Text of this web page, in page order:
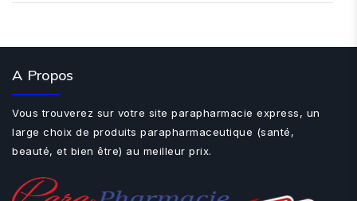
A Propos
Vous trouverez sur votre site parapharmacie express, un
large choix de produits parapharmaceutique (santé,
beauté, et bien être) au meilleur prix.